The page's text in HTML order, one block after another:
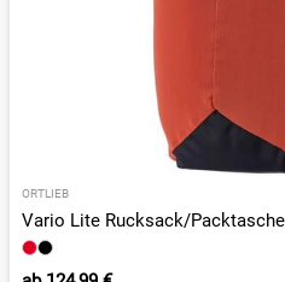
ORTLIEB
Vario Lite Rucksack/